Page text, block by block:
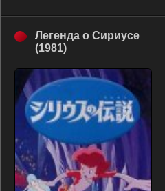
Легенда о Сириусе
(1981)